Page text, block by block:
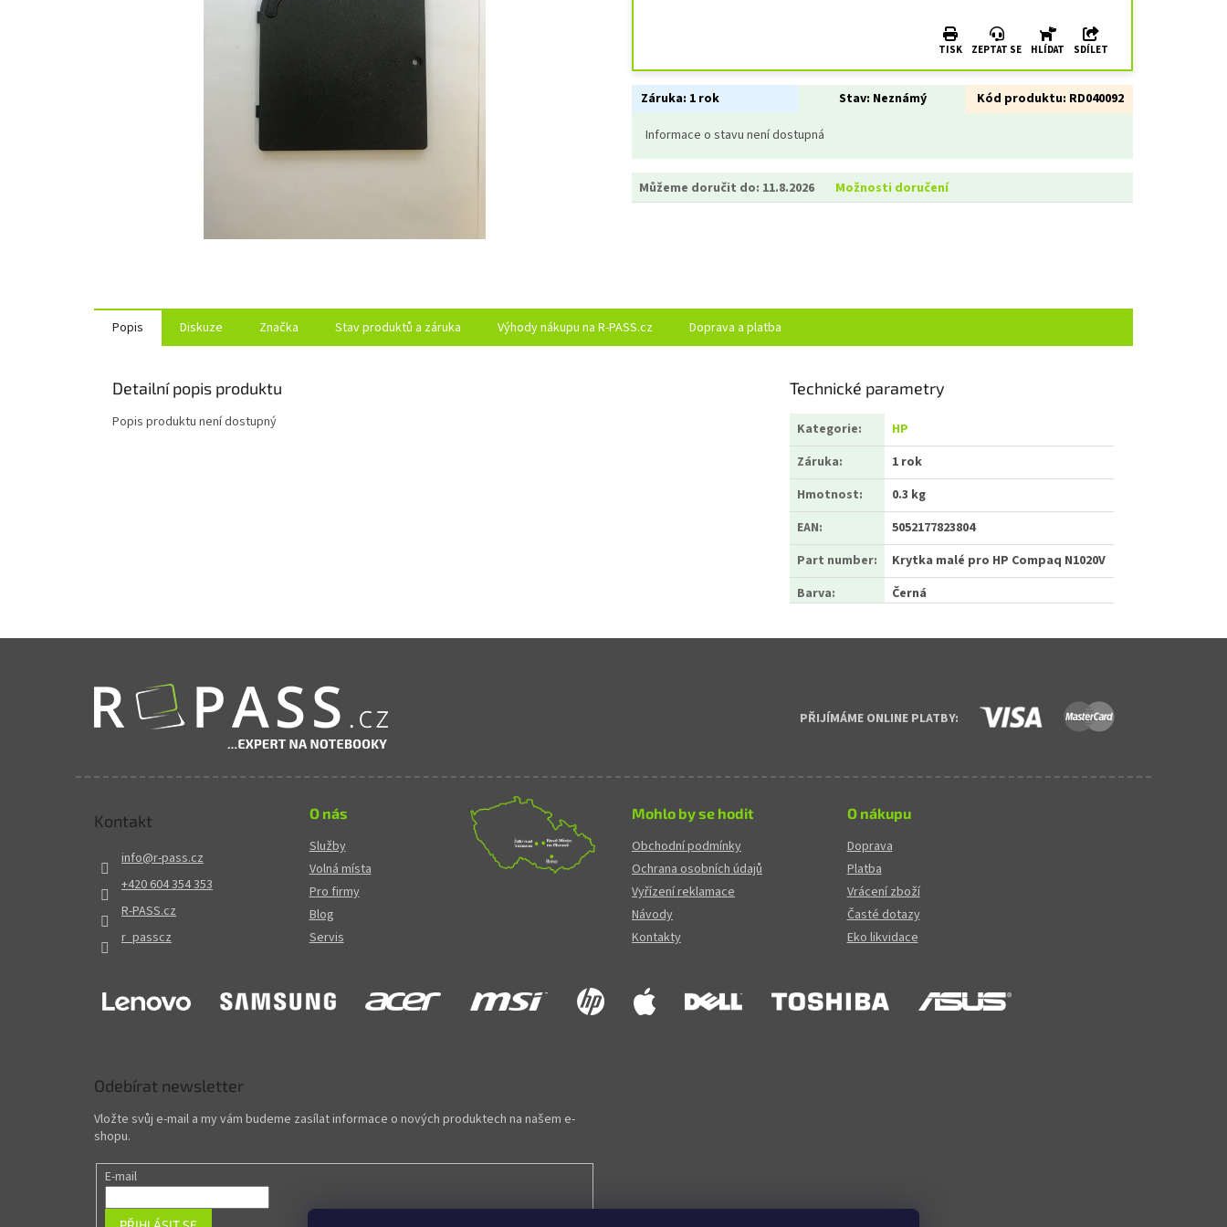
TISK ZEPTAT SE HLÍDAT SDÍLET
Záruka: 1 rok Stav: Neznámý Kód produktu: RD040092
Informace o stavu není dostupná
Můžeme doručit do: 11.8.2026 Možnosti doručení
Popis Diskuze Značka Stav produktů a záruka Výhody nákupu na R-PASS.cz Doprava a platba
Detailní popis produktu
Popis produktu není dostupný
Technické parametry
Kategorie:
HP
Záruka:
1 rok
Hmotnost:
0.3 kg
EAN:
5052177823804
Part number:
Krytka malé pro HP Compaq N1020V
Barva: Černá
PŘIJÍMÁME ONLINE PLATBY:
Kontakt
info@r-pass.cz
+420 604 354 353
R-PASS.cz
r_passcz
O nás
Služby
Volná místa
Pro firmy
Blog
Servis
Mohlo by se hodit
Obchodní podmínky
Ochrana osobních údajů
Vyřízení reklamace
Návody
Kontakty
O nákupu
Doprava
Platba
Vrácení zboží
Časté dotazy
Eko likvidace
Odebírat newsletter
Vložte svůj e-mail a my vám budeme zasílat informace o nových produktech na našem e-
shopu.
E-mail